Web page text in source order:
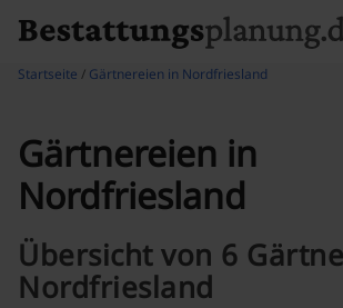
Startseite / Gärtnereien in Nordfriesland
Gärtnereien in
Nordfriesland
Übersicht von 6
Nordfriesland